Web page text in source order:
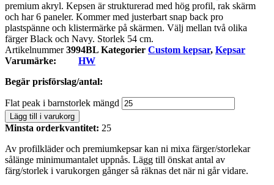
premium akryl. Kepsen är strukturerad med hög profil, rak skärm
och har 6 paneler. Kommer med justerbart snap back pro
plastspänne och klistermärke på skärmen. Välj mellan två olika
färger Black och Navy. Storlek 54 cm.
Artikelnummer3994BL Kategorier Custom kepsar, Kepsar
Varumärke:
HW
Begär prisförslag/antal:
Flat peak i barnstorlek mängd
Lägg till i varukorg
Minsta orderkvantitet: 25
Av profilkläder och premiumkepsar kan ni mixa färger/storlekar
sålänge minimumantalet uppnås. Lägg till önskat antal av
färg/storlek i varukorgen gånger så räknas det när ni går vidare.